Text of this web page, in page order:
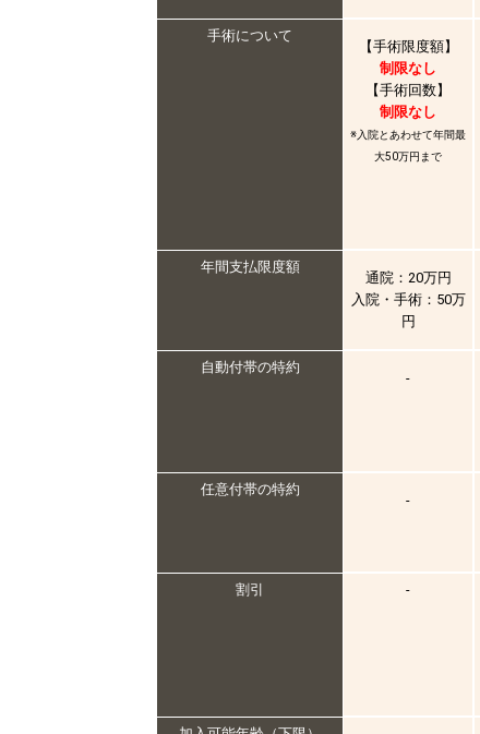
手術について
【手術限度額】
制限なし
【手術回数】
制限なし
※入院とあわせて年間最
大50万円まで
年間支払限度額
通院：20万円
入院・手術：50万
円
自動付帯の特約
-
任意付帯の特約
-
割引 -